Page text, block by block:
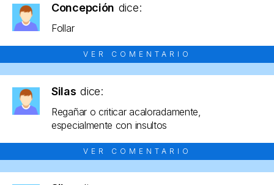
Concepción dice:
Follar
VER COMENTARIO
Silas dice:
Regañar o criticar acaloradamente,
especialmente con insultos
VER COMENTARIO